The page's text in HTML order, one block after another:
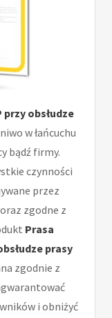
obsłudze
w łańcuchu
bądź firmy.
czynności
przez
zgodne z
Prasa
prasy
zgodnie z
i obniżyć